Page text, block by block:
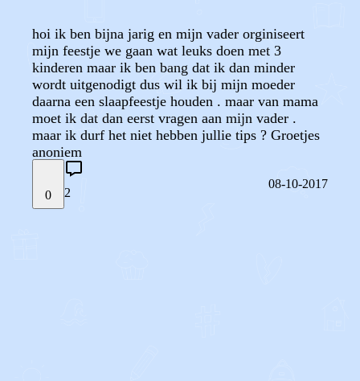
hoi ik ben bijna jarig en mijn vader orginiseert
mijn feestje we gaan wat leuks doen met 3
kinderen maar ik ben bang dat ik dan minder
wordt uitgenodigt dus wil ik bij mijn moeder
daarna een slaapfeestje houden . maar van mama
moet ik dat dan eerst vragen aan mijn vader .
maar ik durf het niet hebben jullie tips ? Groetjes
anoniem
0 2
08-10-2017